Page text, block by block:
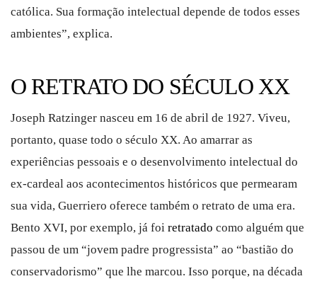
católica. Sua formação intelectual depende de todos esses
ambientes”, explica.
O RETRATO DO SÉCULO XX
Joseph Ratzinger nasceu em 16 de abril de 1927. Viveu,
portanto, quase todo o século XX. Ao amarrar as
experiências pessoais e o desenvolvimento intelectual do
ex-cardeal aos acontecimentos históricos que permearam
sua vida, Guerriero oferece também o retrato de uma era.
Bento XVI, por exemplo, já foi retratado como alguém que
passou de um “jovem padre progressista” ao “bastião do
conservadorismo” que lhe marcou. Isso porque, na década